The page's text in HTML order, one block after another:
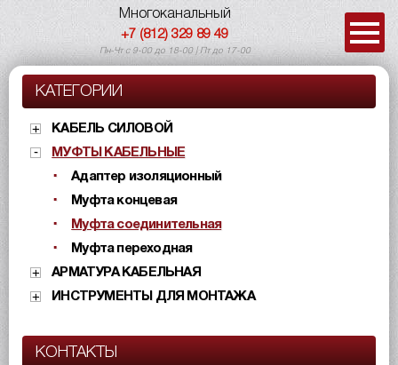
Многоканальный
+7 (812) 329 89 49
Пн-Чт с 9-00 до 18-00 | Пт до 17-00
КАТЕГОРИИ
КАБЕЛЬ СИЛОВОЙ
МУФТЫ КАБЕЛЬНЫЕ
Адаптер изоляционный
Муфта концевая
Муфта соединительная
Муфта переходная
АРМАТУРА КАБЕЛЬНАЯ
ИНСТРУМЕНТЫ ДЛЯ МОНТАЖА
КОНТАКТЫ